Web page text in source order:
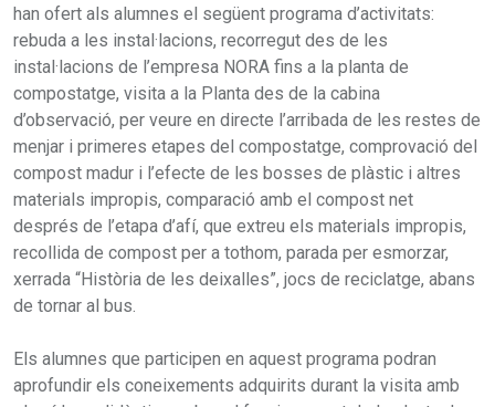
han ofert als alumnes el següent programa d’activitats:
rebuda a les instal·lacions, recorregut des de les
instal·lacions de l’empresa NORA fins a la planta de
compostatge, visita a la Planta des de la cabina
d’observació, per veure en directe l’arribada de les restes de
menjar i primeres etapes del compostatge, comprovació del
compost madur i l’efecte de les bosses de plàstic i altres
materials impropis, comparació amb el compost net
després de l’etapa d’afí, que extreu els materials impropis,
recollida de compost per a tothom, parada per esmorzar,
xerrada “Història de les deixalles”, jocs de reciclatge, abans
de tornar al bus.
Els alumnes que participen en aquest programa podran
aprofundir els coneixements adquirits durant la visita amb